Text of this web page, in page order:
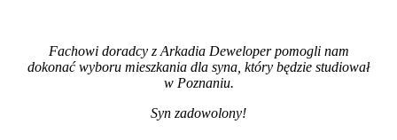
Fachowi doradcy z Arkadia Deweloper pomogli nam
dokonać wyboru mieszkania dla syna, który będzie studiował
w Poznaniu.
Syn zadowolony!